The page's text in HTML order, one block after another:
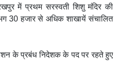
में प्रथम सरस्वती शिशु मंदिर की
30 हजार से अधिक शाखायें संचालित
के प्रबंध निदेशक के पद पर रहते हुए